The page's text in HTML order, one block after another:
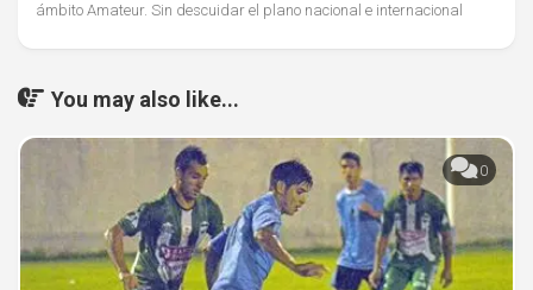
ámbito Amateur. Sin descuidar el plano nacional e internacional
You may also like...
0